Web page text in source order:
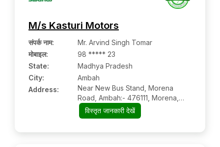
M/s Kasturi Motors
संपर्क नाम:
Mr. Arvind Singh Tomar
मोबाइल:
98 ***** 23
State:
Madhya Pradesh
City:
Ambah
Address:
Near New Bus Stand, Morena
Road, Ambah:- 476111, Morena,
Madhya Pradesh
विस्तृत जानकारी देखें